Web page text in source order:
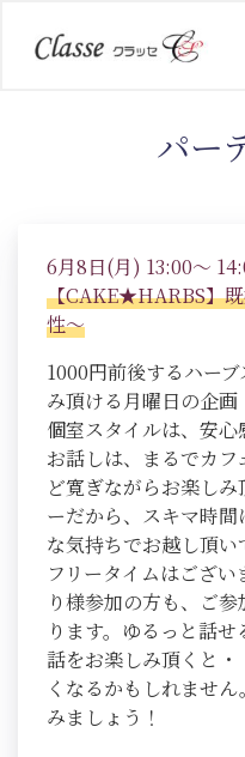
パー
6月8日(月) 13:00～
【CAKE★HARBS】
性～
1000円前後するハー
み頂ける月曜日の企
個室スタイルは、安
お話しは、まるでカ
ど寛ぎながらお楽しみ
ーだから、スキマ時
な気持ちでお越し頂
フリータイムはござ
り様参加の方も、ご
ります。ゆるっと話
話をお楽しみ頂くと
くなるかもしれませ
みましょう！